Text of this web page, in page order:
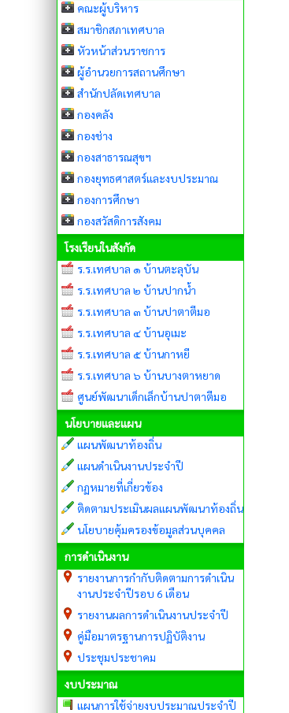
คณะผู้บริหาร
สมาชิกสภาเทศบาล
หัวหน้าส่วนราชการ
ผู้อำนวยการสถานศึกษา
สำนักปลัดเทศบาล
กองคลัง
กองช่าง
กองสาธารณสุขฯ
กองยุทธศาสตร์และงบประมาณ
กองการศึกษา
กองสวัสดิการสังคม
โรงเรียนในสังกัด
ร.ร.เทศบาล ๑ บ้านตะลุบัน
ร.ร.เทศบาล ๒ บ้านปากน้ำ
ร.ร.เทศบาล ๓ บ้านปาตาตีมอ
ร.ร.เทศบาล ๔ บ้านอุเมะ
ร.ร.เทศบาล ๕ บ้านกาหยี
ร.ร.เทศบาล ๖ บ้านบางตาหยาด
ศูนย์พัฒนาเด็กเล็กบ้านปาตาตีมอ
นโยบายและแผน
แผนพัฒนาท้องถิ่น
แผนดำเนินงานประจำปี
กฏหมายที่เกี่ยวข้อง
ติดตามประเมินผลแผนพัฒนาท้องถิ่น
นโยบายคุ้มครองข้อมูลส่วนบุคคล
การดำเนินงาน
รายงานการกำกับติดตามการดำเนิน
งานประจำปีรอบ 6 เดือน
รายงานผลการดำเนินงานประจำปี
คู่มือมาตรฐานการปฏิบัติงาน
ประชุมประชาคม
งบประมาณ
แผนการใช้จ่ายงบประมาณประจำปี